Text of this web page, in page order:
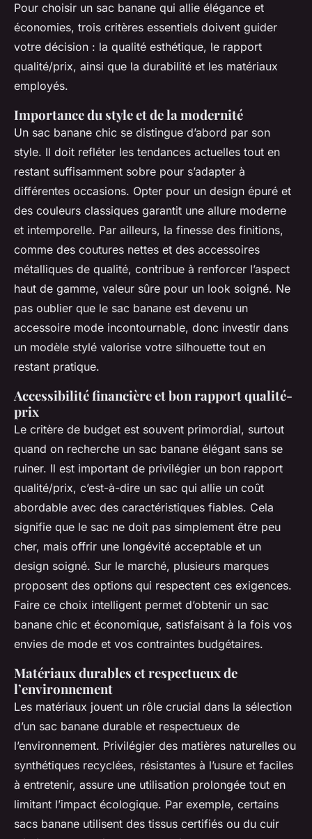
Pour choisir un sac banane qui allie élégance et
économies, trois critères essentiels doivent guider
votre décision : la qualité esthétique, le rapport
qualité/prix, ainsi que la durabilité et les matériaux
employés.
Importance du style et de la modernité
Un sac banane chic se distingue d’abord par son
style. Il doit refléter les tendances actuelles tout en
restant suffisamment sobre pour s’adapter à
différentes occasions. Opter pour un design épuré et
des couleurs classiques garantit une allure moderne
et intemporelle. Par ailleurs, la finesse des finitions,
comme des coutures nettes et des accessoires
métalliques de qualité, contribue à renforcer l’aspect
haut de gamme, valeur sûre pour un look soigné. Ne
pas oublier que le sac banane est devenu un
accessoire mode incontournable, donc investir dans
un modèle stylé valorise votre silhouette tout en
restant pratique.
Accessibilité financière et bon rapport qualité-
prix
Le critère de budget est souvent primordial, surtout
quand on recherche un sac banane élégant sans se
ruiner. Il est important de privilégier un bon rapport
qualité/prix, c’est-à-dire un sac qui allie un coût
abordable avec des caractéristiques fiables. Cela
signifie que le sac ne doit pas simplement être peu
cher, mais offrir une longévité acceptable et un
design soigné. Sur le marché, plusieurs marques
proposent des options qui respectent ces exigences.
Faire ce choix intelligent permet d’obtenir un sac
banane chic et économique, satisfaisant à la fois vos
envies de mode et vos contraintes budgétaires.
Matériaux durables et respectueux de
l’environnement
Les matériaux jouent un rôle crucial dans la sélection
d’un sac banane durable et respectueux de
l’environnement. Privilégier des matières naturelles ou
synthétiques recyclées, résistantes à l’usure et faciles
à entretenir, assure une utilisation prolongée tout en
limitant l’impact écologique. Par exemple, certains
sacs banane utilisent des tissus certifiés ou du cuir